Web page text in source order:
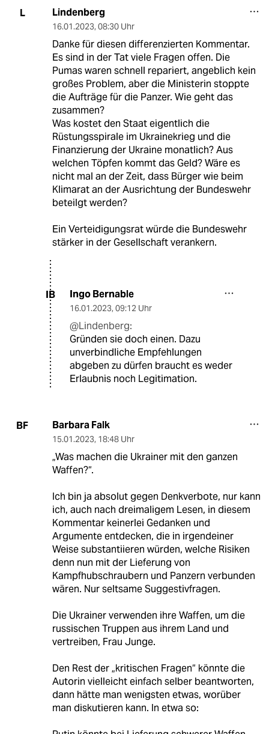
L Lindenberg
16.01.2023, 08:30 Uhr
Danke für diesen differenzierten Kommentar.
Es sind in der Tat viele Fragen offen. Die
Pumas waren schnell repariert, angeblich kein
großes Problem, aber die Ministerin stoppte
die Aufträge für die Panzer. Wie geht das
zusammen?
Was kostet den Staat eigentlich die
Rüstungsspirale im Ukrainekrieg und die
Finanzierung der Ukraine monatlich? Aus
welchen Töpfen kommt das Geld? Wäre es
nicht mal an der Zeit, dass Bürger wie beim
Klimarat an der Ausrichtung der Bundeswehr
beteilgt werden?
Ein Verteidigungsrat würde die Bundeswehr
stärker in der Gesellschaft verankern.
IB Ingo Bernable
16.01.2023, 09:12 Uhr
@Lindenberg:
Gründen sie doch einen. Dazu
unverbindliche Empfehlungen
abgeben zu dürfen braucht es weder
Erlaubnis noch Legitimation.
BF Barbara Falk
15.01.2023, 18:48 Uhr
„Was machen die Ukrainer mit den ganzen
Waffen?“.
Ich bin ja absolut gegen Denkverbote, nur kann
ich, auch nach dreimaligem Lesen, in diesem
Kommentar keinerlei Gedanken und
Argumente entdecken, die in irgendeiner
Weise substantiieren würden, welche Risiken
denn nun mit der Lieferung von
Kampfhubschraubern und Panzern verbunden
wären. Nur seltsame Suggestivfragen.
Die Ukrainer verwenden ihre Waffen, um die
russischen Truppen aus ihrem Land und
vertreiben, Frau Junge.
Den Rest der „kritischen Fragen“ könnte die
Autorin vielleicht einfach selber beantworten,
dann hätte man wenigsten etwas, worüber
man diskutieren kann. In etwa so: